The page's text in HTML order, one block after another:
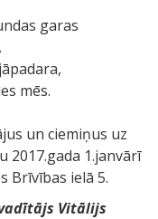
garas
mēs.
un ciemiņus uz
2017.gada 1.janvārī
Brīvības ielā 5.
Vitālijs